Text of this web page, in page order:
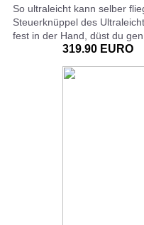
So ultraleicht kann selber
Steuerknüppel des
fest in der Hand, düst du
319.90 EURO